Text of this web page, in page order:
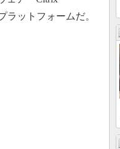
ラットフォームだ。